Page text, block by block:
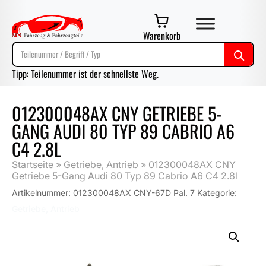
Warenkorb
Tipp: Teilenummer ist der schnellste Weg.
012300048AX CNY GETRIEBE 5-
GANG AUDI 80 TYP 89 CABRIO A6
C4 2.8L
Startseite » Getriebe, Antrieb » 012300048AX CNY
Getriebe 5-Gang Audi 80 Typ 89 Cabrio A6 C4 2.8l
Artikelnummer: 012300048AX CNY-67D Pal. 7 Kategorie: